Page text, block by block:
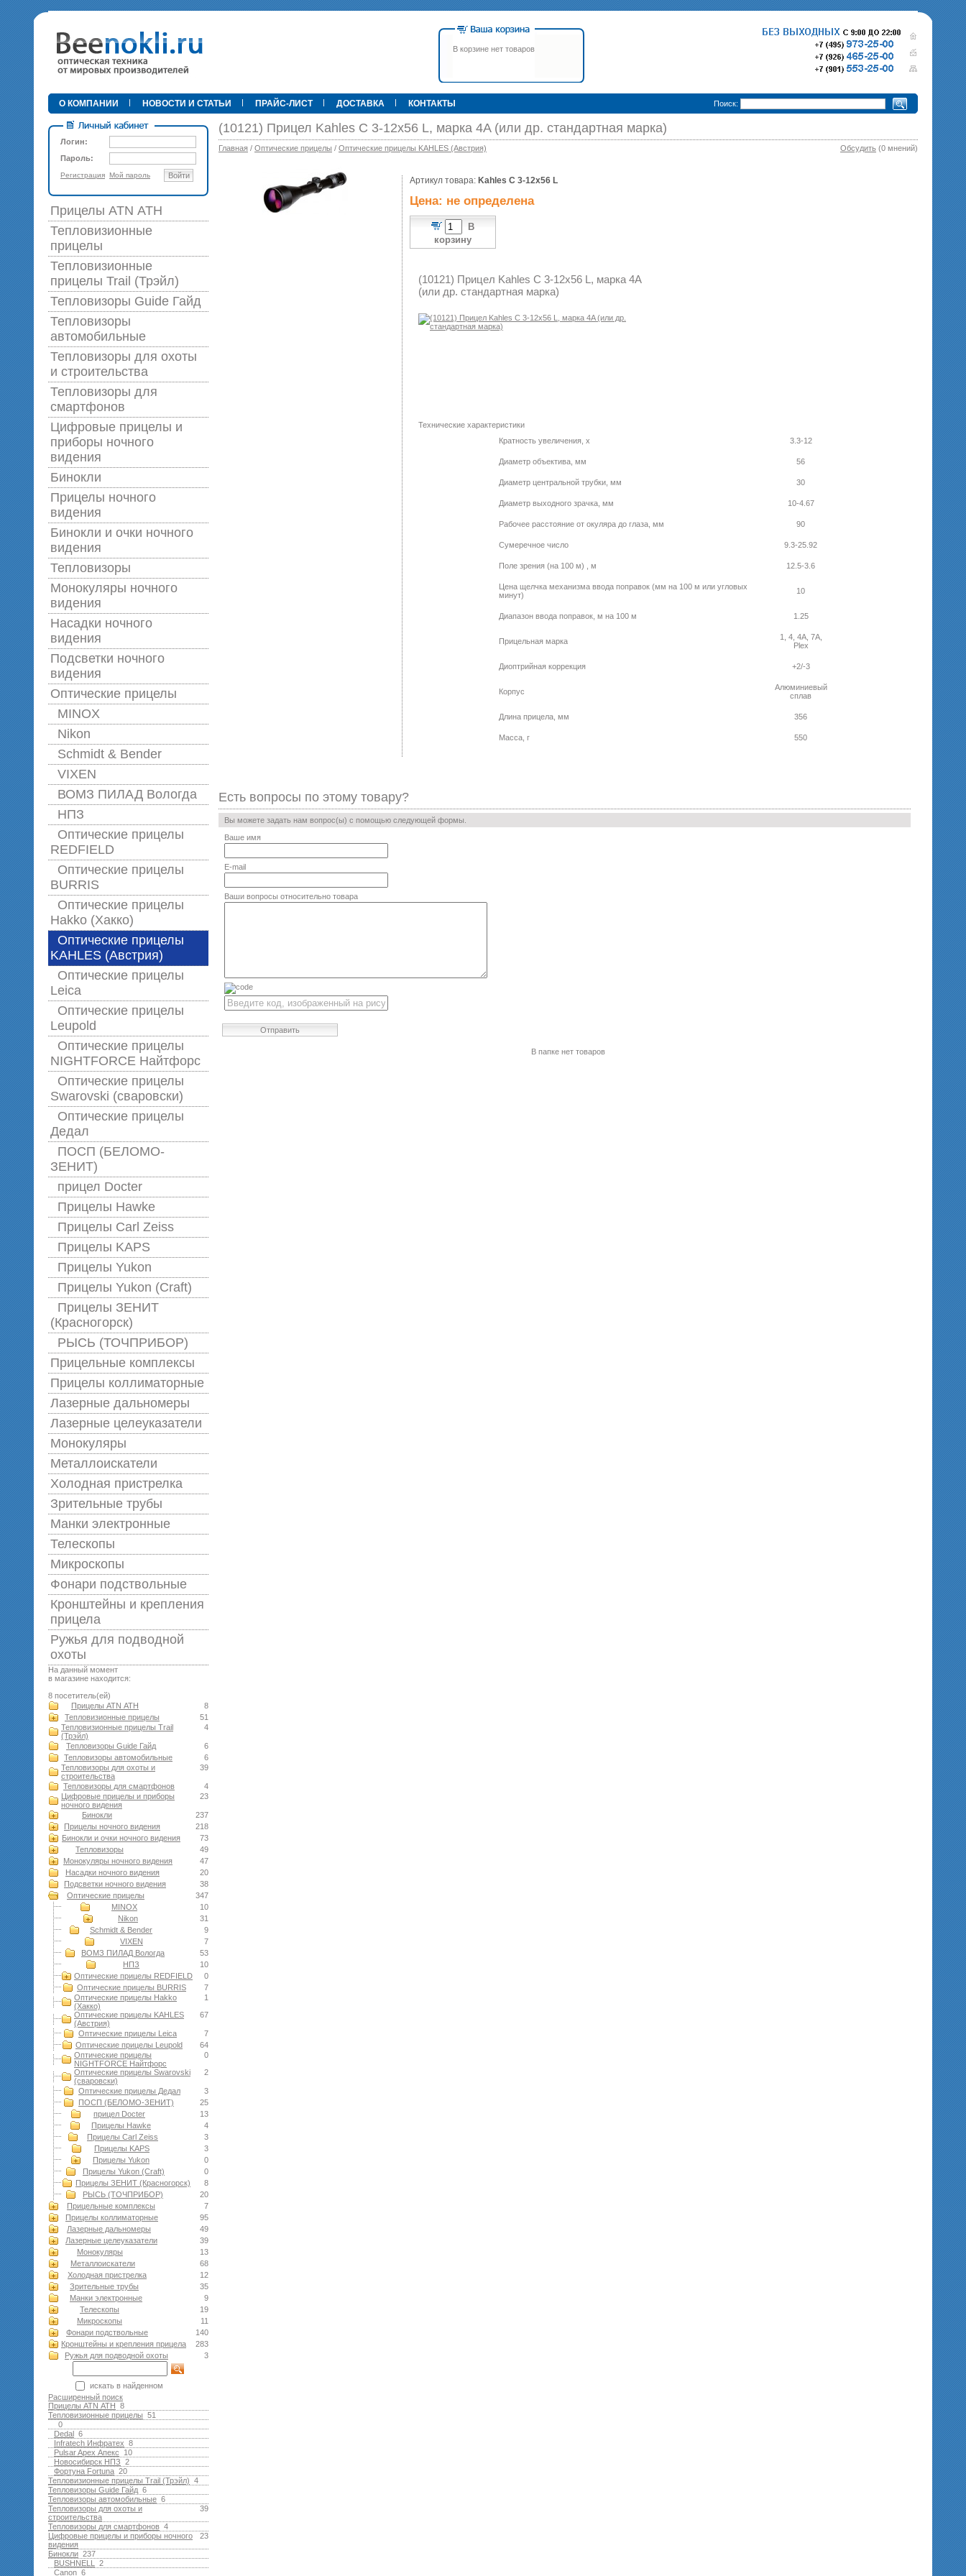
• •
В корзине нет товаров
89 000 р. 79 900 р.
Прицел ATN X-Sight-4k Pro,
3-14, день/ночь (до
600м/400м), трубка 30мм,
фото/видео, IOS/Android, до
6000Дж, 940гр.
395 000 р.
О КОМПАНИИ НОВОСТИ И СТАТЬИ ПРАЙС-ЛИСТ ДОСТАВКА КОНТАКТЫ Поиск:
Логин:
Пароль:
Регистрация Мой пароль Войти
Прицелы ATN АТН
Тепловизионные
прицелы
Тепловизионные
прицелы Trail (Трэйл)
Тепловизоры Guide Гайд
Тепловизоры
автомобильные
Тепловизоры для охоты
и строительства
Тепловизоры для
смартфонов
Цифровые прицелы и
приборы ночного
видения
Бинокли
Прицелы ночного
видения
Бинокли и очки ночного
видения
Тепловизоры
Монокуляры ночного
видения
Насадки ночного
видения
Подсветки ночного
видения
Оптические прицелы
MINOX
Nikon
Schmidt & Bender
VIXEN
ВОМЗ ПИЛАД Вологда
НПЗ
Оптические прицелы
REDFIELD
Оптические прицелы
BURRIS
Оптические прицелы
Hakko (Хакко)
Оптические прицелы
KAHLES (Австрия)
Оптические прицелы
Leica
Оптические прицелы
Leupold
Оптические прицелы
NIGHTFORCE Найтфорс
Оптические прицелы
Swarovski (сваровски)
Оптические прицелы
Дедал
ПОСП (БЕЛОМО-
ЗЕНИТ)
прицел Docter
Прицелы Hawke
Прицелы Carl Zeiss
Прицелы KAPS
Прицелы Yukon
Прицелы Yukon (Craft)
Прицелы ЗЕНИТ
(Красногорск)
РЫСЬ (ТОЧПРИБОР)
Прицельные комплексы
Прицелы коллиматорные
Лазерные дальномеры
Лазерные целеуказатели
Монокуляры
Металлоискатели
Холодная пристрелка
Зрительные трубы
Манки электронные
Телескопы
Микроскопы
Фонари подствольные
Кронштейны и крепления
прицела
Ружья для подводной
оxоты
На данный момент
в магазине находится:
8 посетитель(ей)
8
Прицелы ATN АТН
51
Тепловизионные прицелы
4
Тепловизионные прицелы Trail
(Трэйл)
6
Тепловизоры Guide Гайд
6
Тепловизоры автомобильные
39
Тепловизоры для охоты и
строительства
4
Тепловизоры для смартфонов
23
Цифровые прицелы и приборы
ночного видения
237
Бинокли
218
Прицелы ночного видения
73
Бинокли и очки ночного видения
49
Тепловизоры
47
Монокуляры ночного видения
20
Насадки ночного видения
38
Подсветки ночного видения
347
Оптические прицелы
10
MINOX
31
Nikon
9
Schmidt & Bender
7
VIXEN
53
ВОМЗ ПИЛАД Вологда
10
НПЗ
0
Оптические прицелы REDFIELD
7
Оптические прицелы BURRIS
1
Оптические прицелы Hakko
(Хакко)
67
Оптические прицелы KAHLES
(Австрия)
7
Оптические прицелы Leica
64
Оптические прицелы Leupold
0
Оптические прицелы
NIGHTFORCE Найтфорс
2
Оптические прицелы Swarovski
(сваровски)
3
Оптические прицелы Дедал
25
ПОСП (БЕЛОМО-ЗЕНИТ)
13
прицел Docter
4
Прицелы Hawke
3
Прицелы Carl Zeiss
3
Прицелы KAPS
0
Прицелы Yukon
0
Прицелы Yukon (Craft)
8
Прицелы ЗЕНИТ (Красногорск)
20
РЫСЬ (ТОЧПРИБОР)
7
Прицельные комплексы
95
Прицелы коллиматорные
49
Лазерные дальномеры
39
Лазерные целеуказатели
13
Монокуляры
68
Металлоискатели
12
Холодная пристрелка
35
Зрительные трубы
9
Манки электронные
19
Телескопы
11
Микроскопы
140
Фонари подствольные
283
Кронштейны и крепления прицела
3
Ружья для подводной оxоты
искать в найденном
Расширенный поиск
8
Прицелы ATN АТН
51
Тепловизионные прицелы
0
6
Dedal
8
Infratech Инфратех
10
Pulsar Apex Апекс
2
Новосибирск НПЗ
20
Фортуна Fortuna
4
Тепловизионные прицелы Trail (Трэйл)
6
Тепловизоры Guide Гайд
6
Тепловизоры автомобильные
39
Тепловизоры для охоты и
строительства
4
Тепловизоры для смартфонов
23
Цифровые прицелы и приборы ночного
видения
237
Бинокли
2
BUSHNELL
6
Canon
(10121) Прицел Kahles C 3-12x56 L, марка 4A (или др. стандартная марка)
Обсудить (0 мнений)
Главная / Оптические прицелы / Оптические прицелы KAHLES (Австрия)
Артикул товара: Kahles C 3-12x56 L
Цена: не определена
В
корзину
(10121) Прицел Kahles C 3-12x56 L, марка 4A
(или др. стандартная марка)
Технические характеристики
Кратность увеличения, х
3.3-12
Диаметр объектива, мм 56
Диаметр центральной трубки, мм 30
Диаметр выходного зрачка, мм 10-4.67
Рабочее расстояние от окуляра до глаза, мм 90
Сумеречное число 9.3-25.92
Поле зрения (на 100 м) , м 12.5-3.6
Цена щелчка механизма ввода поправок (мм на 100 м или угловых
минут)
10
Диапазон ввода поправок, м на 100 м 1.25
Прицельная марка
1, 4, 4A, 7A,
Plex
Диоптрийная коррекция +2/-3
Корпус
Алюминиевый
сплав
Длина прицела, мм 356
Масса, г 550
Есть вопросы по этому товару?
Вы можете задать нам вопрос(ы) с помощью следующей формы.
Ваше имя
E-mail
Ваши вопросы относительно товара
Отправить
В папке нет товаров